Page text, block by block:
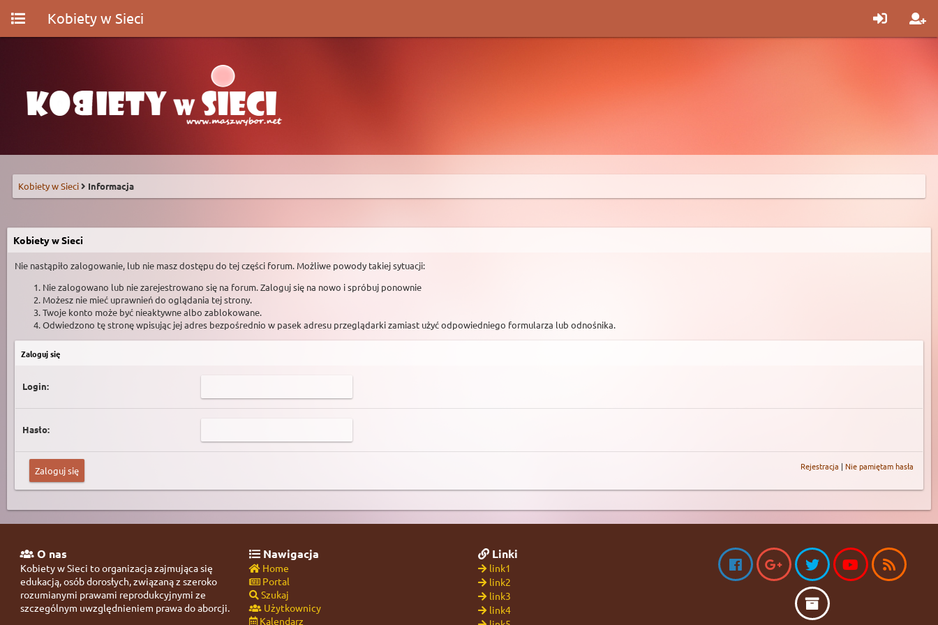
Kobiety w Sieci
Kobiety w Sieci Informacja
Kobiety w Sieci
Nie nastąpiło zalogowanie, lub nie masz dostępu do tej części forum. Możliwe powody takiej sytuacji:
Nie zalogowano lub nie zarejestrowano się na forum. Zaloguj się na nowo i spróbuj ponownie
Możesz nie mieć uprawnień do oglądania tej strony.
Twoje konto może być nieaktywne albo zablokowane.
Odwiedzono tę stronę wpisując jej adres bezpośrednio w pasek adresu przeglądarki zamiast użyć odpowiedniego formularza lub odnośnika.
Zaloguj się
Login:
Hasło:
Rejestracja | Nie pamiętam hasła
O nas
Kobiety w Sieci to organizacja zajmująca się
edukacją, osób dorosłych, związaną z szeroko
rozumianymi prawami reprodukcyjnymi ze
szczególnym uwzględnieniem prawa do aborcji.
Nawigacja
Home
Portal
Szukaj
Użytkownicy
Kalendarz
Linki
link1
link2
link3
link4